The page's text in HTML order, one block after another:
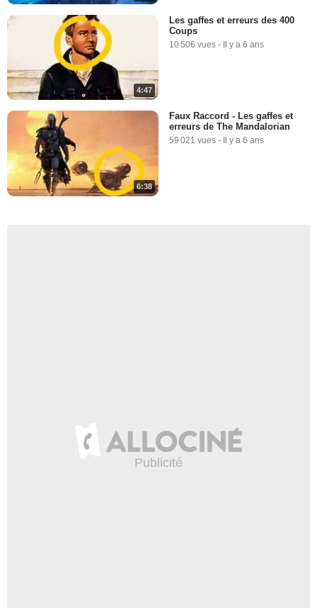
4:47
Les gaffes et erreurs des 400
Coups
10 506 vues - Il y a 6 ans
6:38
Faux Raccord - Les gaffes et
erreurs de The Mandalorian
59 021 vues - Il y a 6 ans